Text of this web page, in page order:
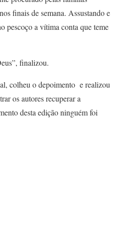
finais de semana. Assustando e
pescoço a vítima conta que teme
finalizou.
colheu o depoimento e realizou
os autores recuperar a
desta edição ninguém foi